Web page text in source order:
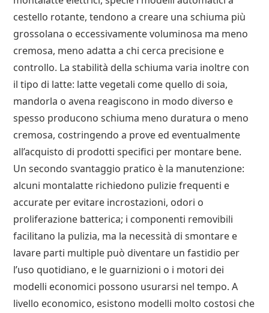
cestello rotante, tendono a creare una schiuma più
grossolana o eccessivamente voluminosa ma meno
cremosa, meno adatta a chi cerca precisione e
controllo. La stabilità della schiuma varia inoltre con
il tipo di latte: latte vegetali come quello di soia,
mandorla o avena reagiscono in modo diverso e
spesso producono schiuma meno duratura o meno
cremosa, costringendo a prove ed eventualmente
all’acquisto di prodotti specifici per montare bene.
Un secondo svantaggio pratico è la manutenzione:
alcuni montalatte richiedono pulizie frequenti e
accurate per evitare incrostazioni, odori o
proliferazione batterica; i componenti removibili
facilitano la pulizia, ma la necessità di smontare e
lavare parti multiple può diventare un fastidio per
l’uso quotidiano, e le guarnizioni o i motori dei
modelli economici possono usurarsi nel tempo. A
livello economico, esistono modelli molto costosi che